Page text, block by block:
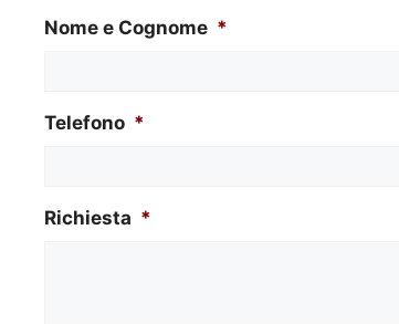
Nome e Cognome *
Telefono *
Richiesta *